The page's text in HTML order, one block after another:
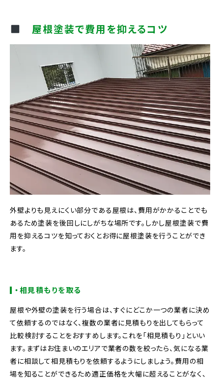
屋根塗装で費用を抑えるコツ
外壁よりも見えにくい部分である屋根は、費用がかかることでも
あるため塗装を後回しにしがちな場所です。しかし屋根塗装で費
用を抑えるコツを知っておくとお得に屋根塗装を行うことができ
ます。
・相見積もりを取る
屋根や外壁の塗装を行う場合は、すぐにどこか一つの業者に決め
て依頼するのではなく、複数の業者に見積もりを出してもらって
比較検討することをおすすめします。これを「相見積もり」といい
ます。まずはお住まいのエリアで業者の数を絞ったら、気になる業
者に相談して相見積もりを依頼するようにしましょう。費用の相
場を知ることができるため適正価格を大幅に超えることがなく、